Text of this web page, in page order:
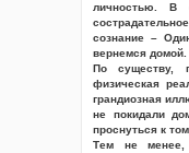
личностью. В
сознание –
вернемся домой.
По существу,
физическая
грандиозная
не покидали
проснуться к
Тем не менее,